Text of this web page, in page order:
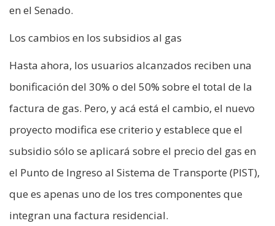
en el Senado.
Los cambios en los subsidios al gas
Hasta ahora, los usuarios alcanzados reciben una
bonificación del 30% o del 50% sobre el total de la
factura de gas. Pero, y acá está el cambio, el nuevo
proyecto modifica ese criterio y establece que el
subsidio sólo se aplicará sobre el precio del gas en
el Punto de Ingreso al Sistema de Transporte (PIST),
que es apenas uno de los tres componentes que
integran una factura residencial.